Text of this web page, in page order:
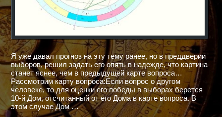
Я уже давал прогноз на эту тему ранее, но в преддверии
выборов, решил задать его опять в надежде, что картина
станет яснее, чем в предыдущей карте вопроса…
Рассмотрим карту вопроса:Если вопрос о другом
человеке, то для оценки его победы в выборах берется
10-й Дом, отсчитанный от его Дома в карте вопроса. В
этом случае Дом …